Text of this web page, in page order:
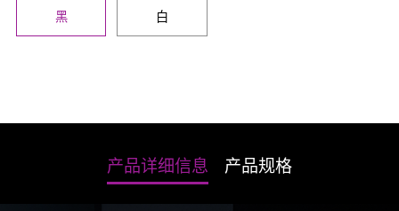
黑 白
产品详细信息 产品规格